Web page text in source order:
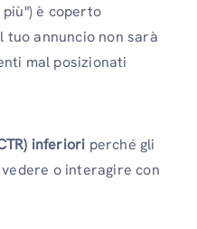
è coperto
tuo annuncio non sarà
mal posizionati
inferiori perché gli
o interagire con